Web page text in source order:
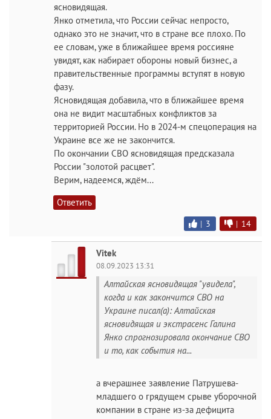
ясновидящая.
Янко отметила, что России сейчас непросто,
однако это не значит, что в стране все плохо. По
ее словам, уже в ближайшее время россияне
увидят, как набирает обороны новый бизнес, а
правительственные программы вступят в новую
фазу.
Ясновидящая добавила, что в ближайшее время
она не видит масштабных конфликтов за
территорией России. Но в 2024-м спецоперация на
Украине все же не закончится.
По окончании СВО ясновидящая предсказала
России "золотой расцвет".
Верим, надеемся, ждём...
Ответить
| 3 | 14
Vitek
08.09.2023 13:31
Алтайская ясновидящая "увидела",
когда и как закончится СВО на
Украине писал(а): Алтайская
ясновидящая и экстрасенс Галина
Янко спрогнозировала окончание СВО
и то, как события на...
а вчерашнее заявление Патрушева-
младшего о грядущем срыве уборочной
компании в стране из-за дефицита